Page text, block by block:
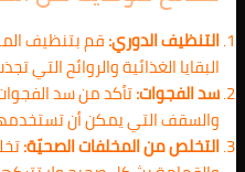
التنظيف الدوري:قم بتنظيف
البقايا الغذائية والروائح التي
سد الفجوات:تأكد من سد
والسقف التي يمكن أن
التخلص من المخلفات الصحيّة: